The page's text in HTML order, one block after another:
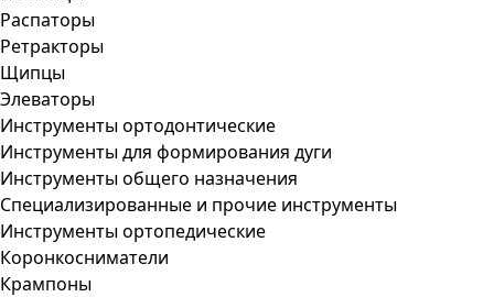
Распаторы
Ретракторы
Щипцы
Элеваторы
Инструменты ортодонтические
Инструменты для формирования дуги
Инструменты общего назначения
Специализированные и прочие инструменты
Инструменты ортопедические
Коронкосниматели
Крампоны